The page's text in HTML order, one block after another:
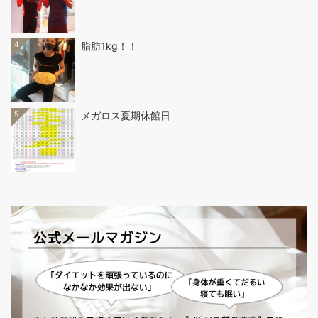
4 脂肪1kg！！
5 メガロス夏期休館日